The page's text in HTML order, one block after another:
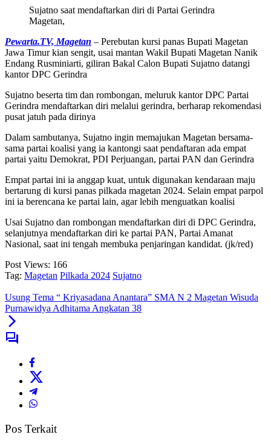
Sujatno saat mendaftarkan diri di Partai Gerindra
Magetan,
Pewarta.TV, Magetan – Perebutan kursi panas Bupati Magetan
Jawa Timur kian sengit, usai mantan Wakil Bupati Magetan Nanik
Endang Rusminiarti, giliran Bakal Calon Bupati Sujatno datangi
kantor DPC Gerindra
Sujatno beserta tim dan rombongan, meluruk kantor DPC Partai
Gerindra mendaftarkan diri melalui gerindra, berharap rekomendasi
pusat jatuh pada dirinya
Dalam sambutanya, Sujatno ingin memajukan Magetan bersama-
sama partai koalisi yang ia kantongi saat pendaftaran ada empat
partai yaitu Demokrat, PDI Perjuangan, partai PAN dan Gerindra
Empat partai ini ia anggap kuat, untuk digunakan kendaraan maju
bertarung di kursi panas pilkada magetan 2024. Selain empat parpol
ini ia berencana ke partai lain, agar lebih menguatkan koalisi
Usai Sujatno dan rombongan mendaftarkan diri di DPC Gerindra,
selanjutnya mendaftarkan diri ke partai PAN, Partai Amanat
Nasional, saat ini tengah membuka penjaringan kandidat. (jk/red)
Post Views: 166
Tag: Magetan Pilkada 2024 Sujatno
Usung Tema “ Kriyasadana Anantara” SMA N 2 Magetan Wisuda
Purnawidya Adhitama Angkatan 38
Pos Terkait